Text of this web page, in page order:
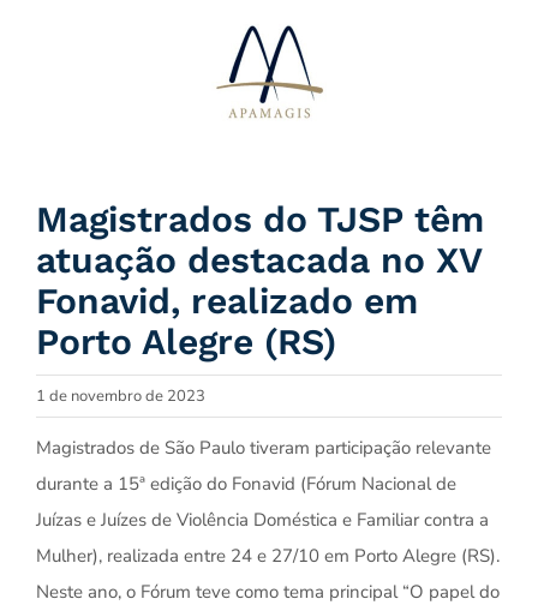
Magistrados do TJSP têm
atuação destacada no XV
Fonavid, realizado em
Porto Alegre (RS)
1 de novembro de 2023
Magistrados de São Paulo tiveram participação relevante
durante a 15ª edição do Fonavid (Fórum Nacional de
Juízas e Juízes de Violência Doméstica e Familiar contra a
Mulher), realizada entre 24 e 27/10 em Porto Alegre (RS).
Neste ano, o Fórum teve como tema principal “O papel do